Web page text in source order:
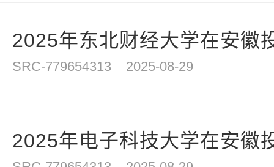
2025年东北财经大学在安徽
SRC-779654313 2025-08-29
2025年电子科技大学在安徽